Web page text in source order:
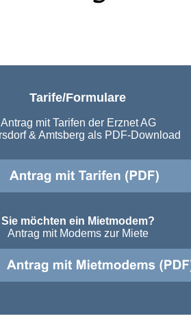
Tarife/Formulare
Antrag mit Tarifen der Erznet AG
& Amtsberg als PDF-Download
Sie möchten ein Mietmodem?
Antrag mit Modems zur Miete